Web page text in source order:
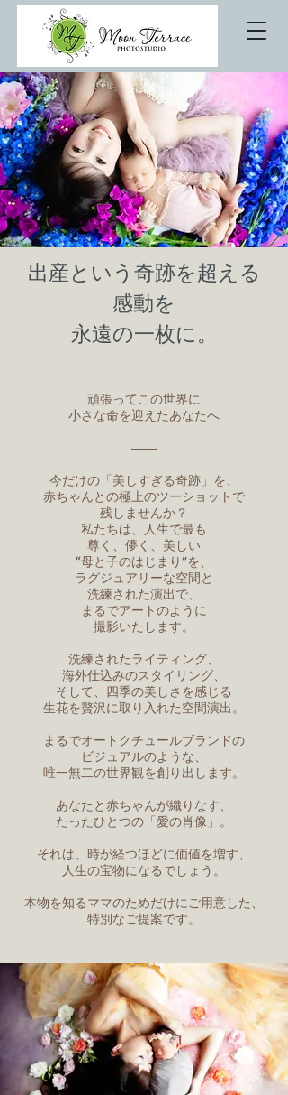
出産という奇跡を超える
感動を
永遠の一枚に。
頑張ってこの世界に
小さな命を迎えたあなたへ
――
今だけの「美しすぎる奇跡」を、
赤ちゃんとの極上のツーショットで
残しませんか？
私たちは、人生で最も
尊く、儚く、美しい
“母と子のはじまり”を、
ラグジュアリーな空間と
洗練された演出で、
まるでアートのように
撮影いたします。
洗練されたライティング、
海外仕込みのスタイリング、
そして、四季の美しさを感じる
生花を贅沢に取り入れた空間演出。
まるでオートクチュールブランドの
ビジュアルのような、
唯一無二の世界観を創り出します。
あなたと赤ちゃんが織りなす、
たったひとつの「愛の肖像」。
それは、時が経つほどに価値を増す、
人生の宝物になるでしょう。
本物を知るママのためだけにご用意した、
特別なご提案です。